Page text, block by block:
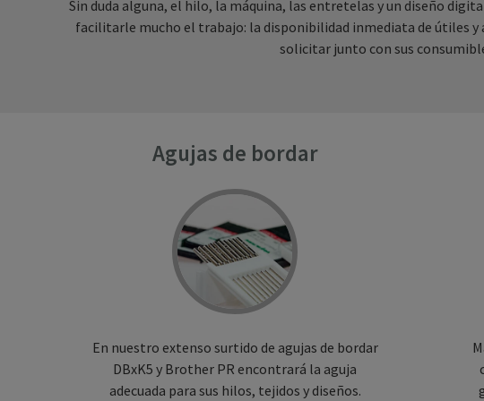
Sin duda alguna, el hilo, la máquina, las entretelas y un diseño
facilitarle mucho el trabajo: la disponibilidad inmediata de útiles y
solicitar junto con sus
Agujas de bordar
En nuestro extenso surtido de agujas de bordar
DBxK5 y Brother PR encontrará la aguja
adecuada para sus hilos, tejidos y diseños.